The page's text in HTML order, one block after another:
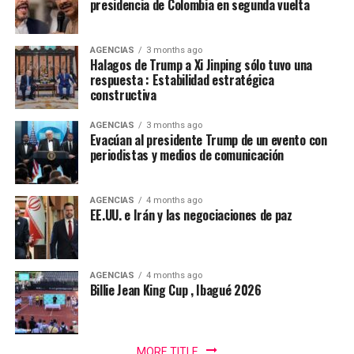
Somos una fuerza política, social y cultural presente en
cada rincón del país. Somos la fuerza serena del cambio
social y nadie podrá detenernos”.
De la Espriella toma nota del mensaje de Cepeda:
“Acabó la campaña”
El presidente electo de Colombia, Abelardo de la
Espriella, calificó de “positivo” el mensaje de
reconocimiento a su victoria en las urnas hecho por el
senador Iván Cepeda, aseguró que “tomó nota” de su
mensaje, sostuvo que la campaña terminó y que era hora
de “unir esfuerzos”.
“El presidente electo gobernará en beneficio de todos
los colombianos, sin distinción alguna y sin importar
por quién hayan votado. Su propósito es trabajar por la
unidad nacional, con el pueblo y para el pueblo”,
puntualizó un comunicado de la oficina de prensa de de
presidencia de Colombia en segunda vuelta
AGENCIAS 3 months ago
Halagos de Trump a Xi Jinping sólo tuvo una
respuesta : Estabilidad estratégica
constructiva
AGENCIAS 3 months ago
Evacúan al presidente Trump de un evento con
periodistas y medios de comunicación
AGENCIAS 4 months ago
EE.UU. e Irán y las negociaciones de paz
AGENCIAS 4 months ago
Billie Jean King Cup , Ibagué 2026